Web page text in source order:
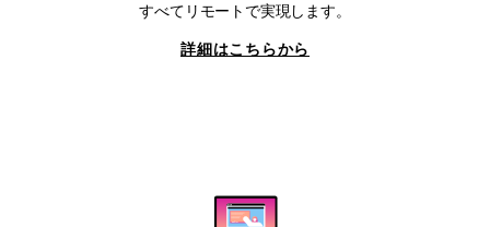
すべてリモートで実現します。
詳細はこちらから